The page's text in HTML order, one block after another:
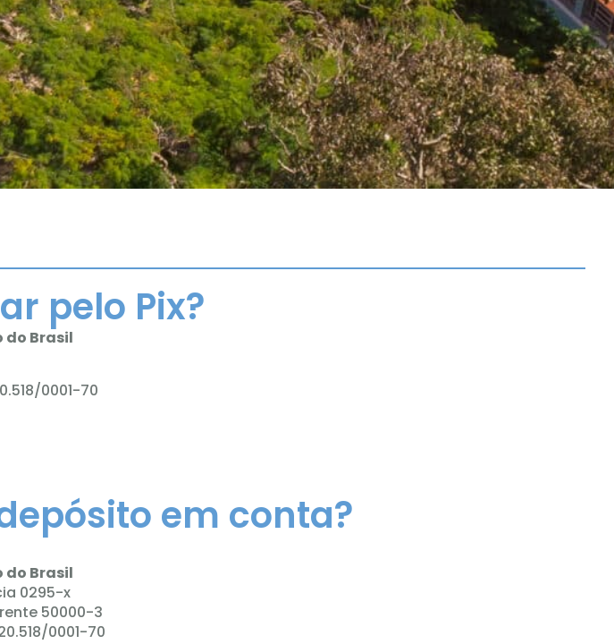
pelo Pix?
do Brasil
0001-70
em conta?
do Brasil
0295-x
50000-3
0001-70